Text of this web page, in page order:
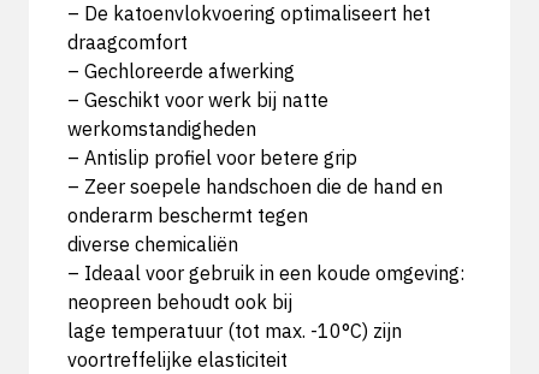
– De katoenvlokvoering optimaliseert het
draagcomfort
– Gechloreerde afwerking
– Geschikt voor werk bij natte
werkomstandigheden
– Antislip profiel voor betere grip
– Zeer soepele handschoen die de hand en
onderarm beschermt tegen
diverse chemicaliën
– Ideaal voor gebruik in een koude omgeving:
neopreen behoudt ook bij
lage temperatuur (tot max. -10°C) zijn
voortreffelijke elasticiteit